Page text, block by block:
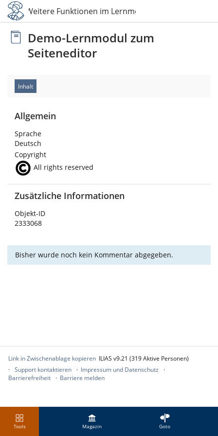
Weitere Funktionen im Lernmodul
Tools Magazin Goto
Demo-Lernmodul zum
Seiteneditor
Inhalt
Allgemein
Sprache
Deutsch
Copyright
All rights reserved
Zusätzliche Informationen
Objekt-ID
2333068
Bisher wurde noch kein Kommentar abgegeben.
Link in Zwischenablage kopieren ILIAS v9.21 (319 Aktive Personen)
Support kontaktieren
Impressum und Datenschutz
Barrierefreiheit
Barriere melden